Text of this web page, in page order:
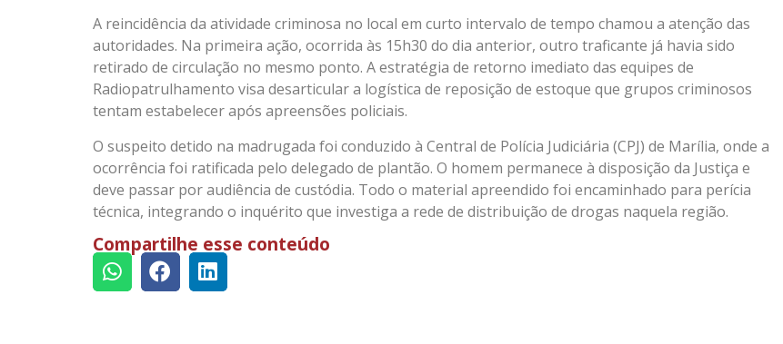
A reincidência da atividade criminosa no local em curto intervalo de tempo chamou a atenção das
autoridades. Na primeira ação, ocorrida às 15h30 do dia anterior, outro traficante já havia sido
retirado de circulação no mesmo ponto. A estratégia de retorno imediato das equipes de
Radiopatrulhamento visa desarticular a logística de reposição de estoque que grupos criminosos
tentam estabelecer após apreensões policiais.
O suspeito detido na madrugada foi conduzido à Central de Polícia Judiciária (CPJ) de Marília, onde a
ocorrência foi ratificada pelo delegado de plantão. O homem permanece à disposição da Justiça e
deve passar por audiência de custódia. Todo o material apreendido foi encaminhado para perícia
técnica, integrando o inquérito que investiga a rede de distribuição de drogas naquela região.
Compartilhe esse conteúdo